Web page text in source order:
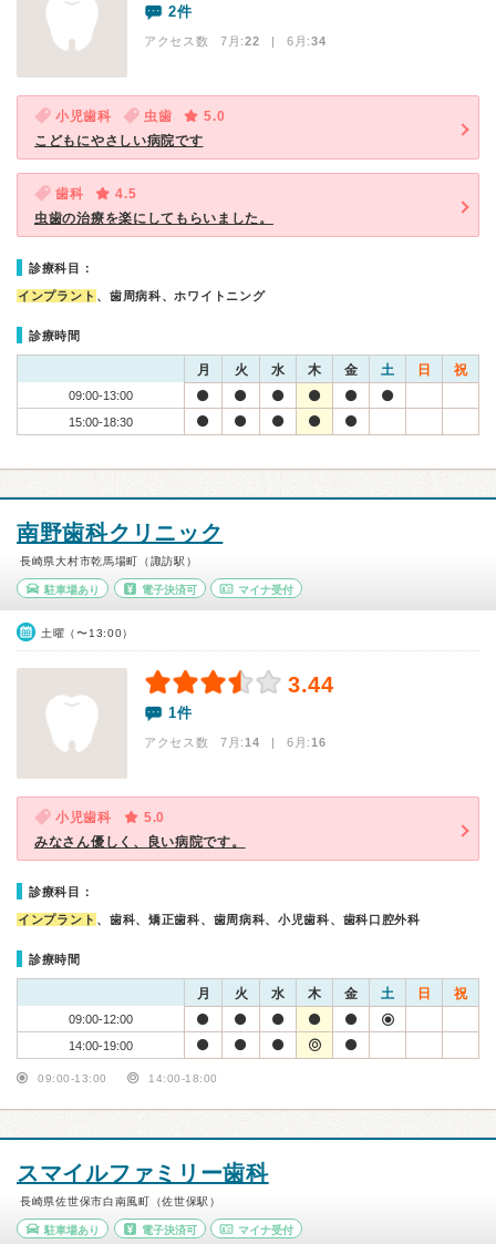
2件
アクセス数 7月:22 | 6月:34
小児歯科 虫歯
5.0
こどもにやさしい病院です
歯科
4.5
虫歯の治療を楽にしてもらいました。
診療科目：
インプラント 、歯周病科、ホワイトニング
診療時間
月 火 水 木 金 土 日 祝
09:00-13:00
15:00-18:30
南野歯科クリニック
長崎県大村市乾馬場町（諏訪駅）
駐車場あり 電子決済可 マイナ受付
土曜（〜13:00）
3.44
1件
アクセス数 7月:14 | 6月:16
小児歯科
5.0
みなさん優しく、良い病院です。
診療科目：
インプラント 、歯科、矯正歯科、歯周病科、小児歯科、歯科口腔外科
診療時間
月 火 水 木 金 土 日 祝
09:00-12:00
14:00-19:00
09:00-13:00 14:00-18:00
スマイルファミリー歯科
長崎県佐世保市白南風町（佐世保駅）
駐車場あり 電子決済可 マイナ受付